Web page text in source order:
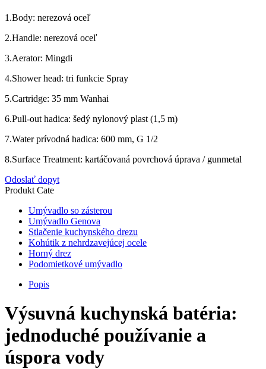
1.Body: nerezová oceľ
2.Handle: nerezová oceľ
3.Aerator: Mingdi
4.Shower head: tri funkcie Spray
5.Cartridge: 35 mm Wanhai
6.Pull-out hadica: šedý nylonový plast (1,5 m)
7.Water prívodná hadica: 600 mm, G 1/2
8.Surface Treatment: kartáčovaná povrchová úprava / gunmetal
Odoslať dopyt
Produkt Cate
Umývadlo so zásterou
Umývadlo Genova
Stlačenie kuchynského drezu
Kohútik z nehrdzavejúcej ocele
Horný drez
Podomietkové umývadlo
Popis
Výsuvná kuchynská batéria:
jednoduché používanie a
úspora vody